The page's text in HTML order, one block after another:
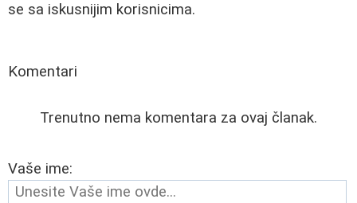
se sa iskusnijim korisnicima.
Komentari
Trenutno nema komentara za ovaj članak.
Vaše ime: